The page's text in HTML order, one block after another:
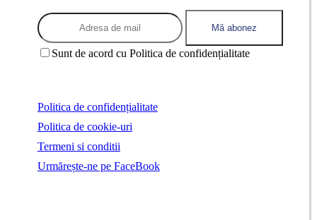
Sunt de acord cu Politica de confidențialitate
Politica de confidențialitate
Politica de cookie-uri
Termeni si conditii
Urmărește-ne pe FaceBook